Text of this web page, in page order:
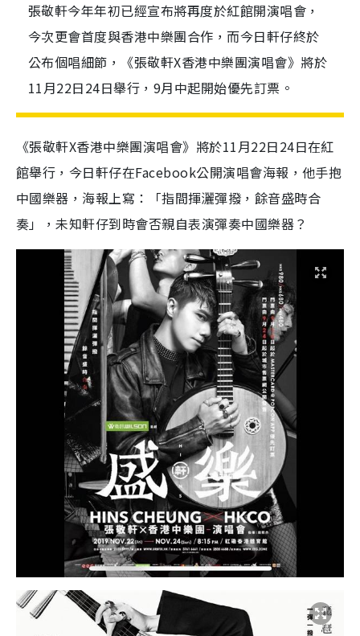
張敬軒今年年初已經宣布將再度於紅館開演唱會，
今次更會首度與香港中樂團合作，而今日軒仔終於
公布個唱細節，《張敬軒X香港中樂團演唱會》將於
11月22日24日舉行，9月中起開始優先訂票。
《張敬軒X香港中樂團演唱會》將於11月22日24日在紅
館舉行，今日軒仔在Facebook公開演唱會海報，他手抱
中國樂器，海報上寫：「指間揮灑彈撥，餘音盛時合
奏」，未知軒仔到時會否親自表演彈奏中國樂器？